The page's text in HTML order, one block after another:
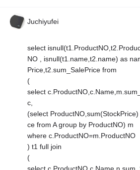
Juchiyufei
select
NO , isnull(t1.name,t2.name) as
Price,t2.sum_SalePrice from
(
select
c,
(select
ce from A group by ProductNO) m
where c.ProductNO=m.ProductNO
) t1 full join
(